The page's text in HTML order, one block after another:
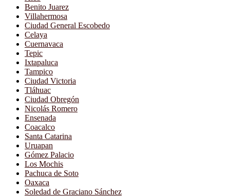
Benito Juarez
Villahermosa
Ciudad General Escobedo
Celaya
Cuernavaca
Tepic
Ixtapaluca
Tampico
Ciudad Victoria
Tláhuac
Ciudad Obregón
Nicolás Romero
Ensenada
Coacalco
Santa Catarina
Uruapan
Gómez Palacio
Los Mochis
Pachuca de Soto
Oaxaca
Soledad de Graciano Sánchez